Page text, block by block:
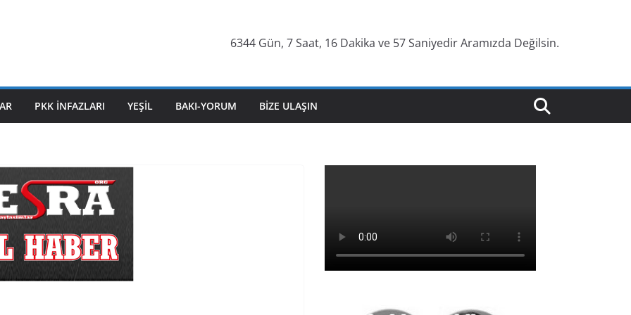
6344 Gün, 7 Saat, 16 Dakika ve 58 Saniyedir Aramızda Değilsin.
PKK İNFAZLARI YEŞIL BAKI-YORUM BIZE ULAŞIN